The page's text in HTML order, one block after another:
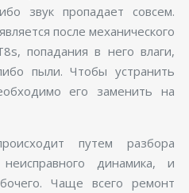
звук пропадает совсем.
после механического
попадания в него влаги,
пыли. Чтобы устранить
его заменить на
путем разбора
динамика, и
Чаще всего ремонт